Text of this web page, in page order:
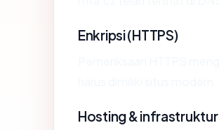
Enkripsi (HTTPS)
Hosting & infrastruktur